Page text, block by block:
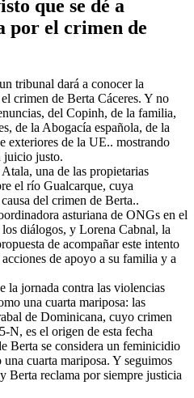
que se dé a
por el crimen de
tribunal dará a conocer la
crimen de Berta Cáceres. Y no
del Copinh, de la familia,
de la Abogacía española, de la
exteriores de la UE.. mostrando
juicio justo.
una de las propietarias
el río Gualcarque, cuya
del crimen de Berta..
asturiana de ONGs en el
diálogos, y Lorena Cabnal, la
de acompañar este intento
de apoyo a su familia y a
la jornada contra las violencias
una cuarta mariposa: las
de Dominicana, cuyo crimen
N, es el origen de esta fecha
Berta se considera un feminicidio
cuarta mariposa. Y seguimos
Berta reclama por siempre justicia